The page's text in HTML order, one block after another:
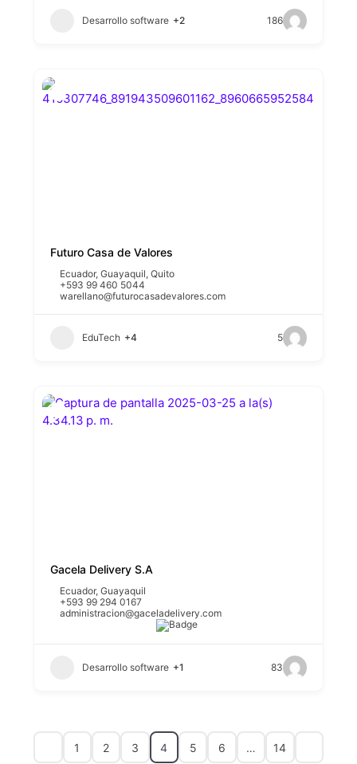
Desarrollo software +2 186
Futuro Casa de Valores
Ecuador,Guayaquil,Quito
+593 99 460 5044
warellano@futurocasadevalores.com
EduTech +4 5
Gacela Delivery S.A
Ecuador,Guayaquil
+593 99 294 0167
administracion@gaceladelivery.com
Desarrollo software +1 83
1 2 3 4 5 6 … 14